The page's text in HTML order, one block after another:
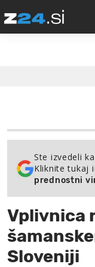
Ste izvedeli
Kliknite tukaj
prednostni
Vplivnica
Sloveniji